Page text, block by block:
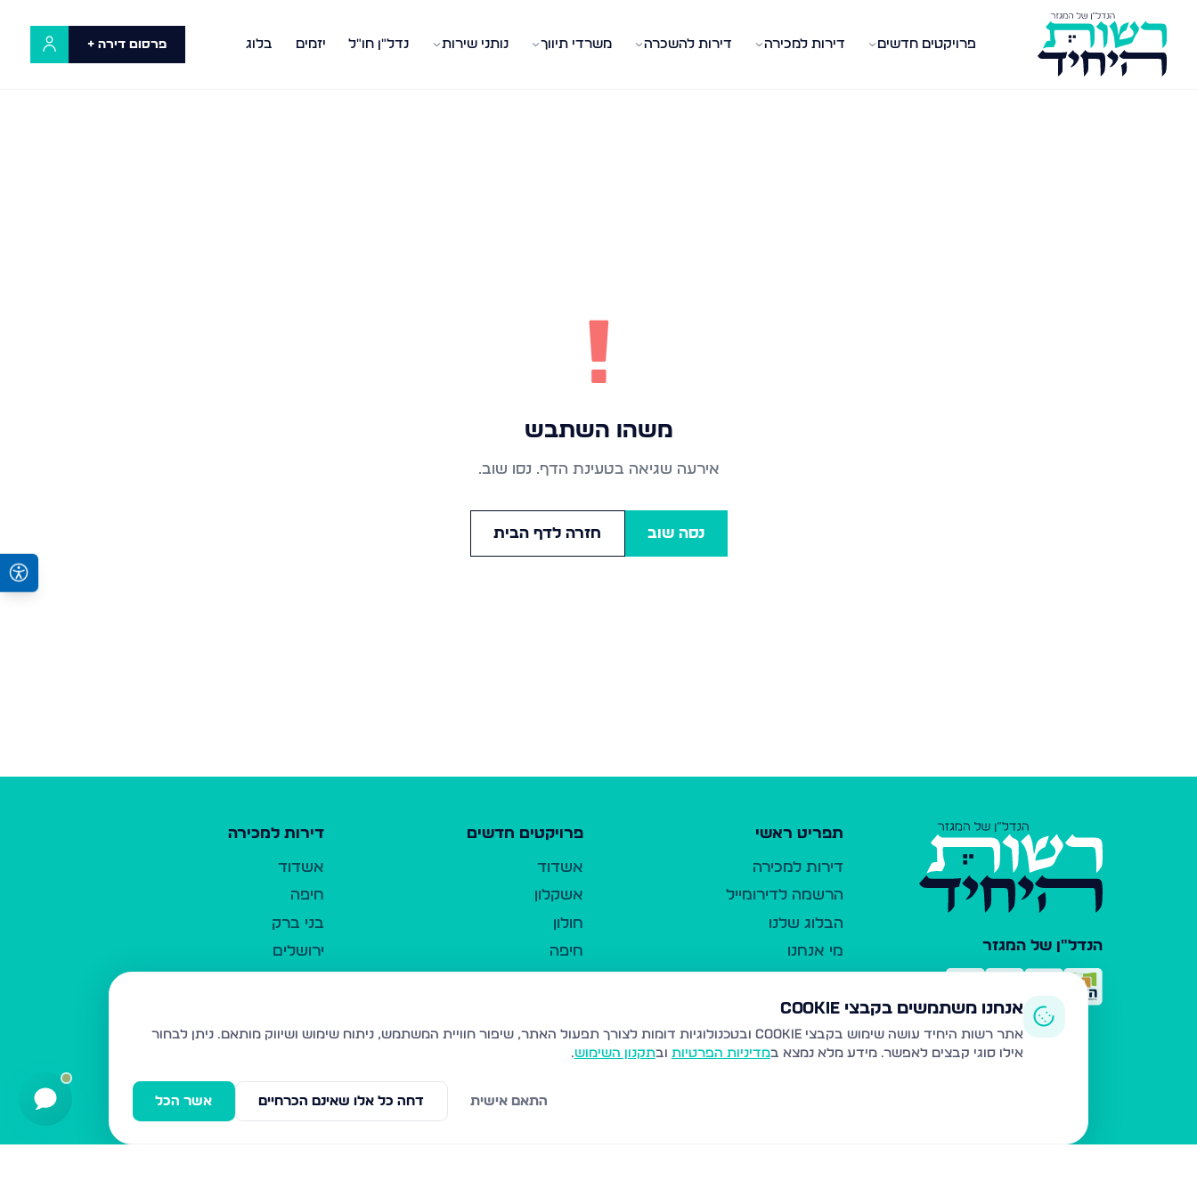
פרויקטים חדשים דירות למכירה דירות להשכרה משרדי תיווך נותני שירות נדל"ן חו"ל יזמים בלוג פרסום דירה +
!
משהו השתבש
אירעה שגיאה בטעינת הדף. נסו שוב.
נסה שוב חזרה לדף הבית
הנדל"ן של המגזר
תפריט ראשי
דירות למכירה
הרשמה לדירומייל
הבלוג שלנו
מי אנחנו
כלי עזר
פרסום ברשות היחיד
משרדי תיווך
פרויקטים חדשים
אשדוד
אשקלון
חולון
חיפה
נהריה
עמנואל
דירות למכירה
אשדוד
חיפה
בני ברק
ירושלים
בית שמש
ביתר עילית
אנחנו משתמשים בקבצי Cookie
אתר רשות היחיד עושה שימוש בקבצי Cookie ובטכנולוגיות דומות לצורך תפעול האתר, שיפור חוויית המשתמש, ניתוח שימוש ושיווק מותאם.
ניתן לבחור
אילו סוגי קבצים לאפשר. מידע מלא נמצא במדיניות הפרטיות ובתקנון השימוש.
אשר הכל דחה כל אלו שאינם הכרחיים התאם אישית